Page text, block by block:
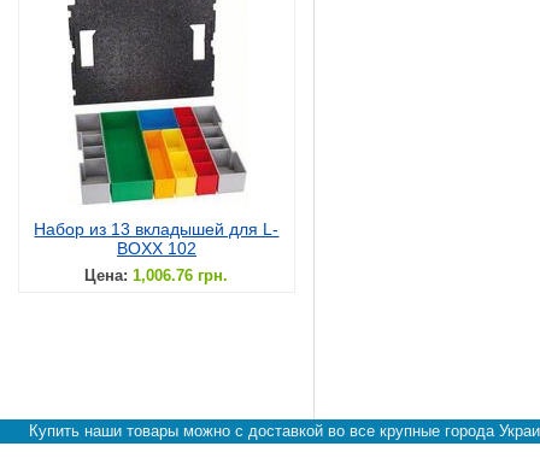
Набор из 13 вкладышей для L-
BOXX 102
Цена: 1,006.76 грн.
Купить наши товары можно с доставкой во все крупные города